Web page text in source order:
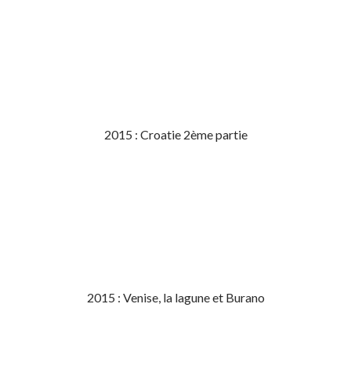
2015 : Croatie 2ème partie
2015 : Venise, la lagune et Burano